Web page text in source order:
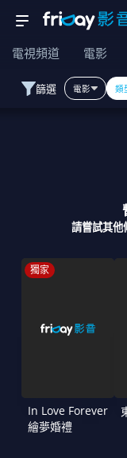
電視頻道 電影
篩選 電影 類
請嘗試其他
獨家
In Love Forever
繪夢婚禮